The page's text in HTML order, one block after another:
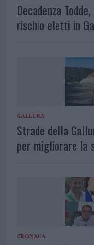
Decadenza
rischio eletti in
GALLURA
Strade della
per migliorare la
CRONACA